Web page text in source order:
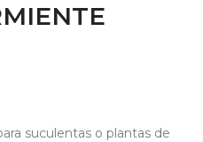
suculentas o plantas de